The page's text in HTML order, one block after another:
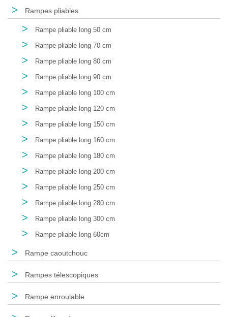
> Rampes pliables
> Rampe pliable long 50 cm
> Rampe pliable long 70 cm
> Rampe pliable long 80 cm
> Rampe pliable long 90 cm
> Rampe pliable long 100 cm
> Rampe pliable long 120 cm
> Rampe pliable long 150 cm
> Rampe pliable long 160 cm
> Rampe pliable long 180 cm
> Rampe pliable long 200 cm
> Rampe pliable long 250 cm
> Rampe pliable long 280 cm
> Rampe pliable long 300 cm
> Rampe pliable long 60cm
> Rampe caoutchouc
> Rampes télescopiques
> Rampe enroulable